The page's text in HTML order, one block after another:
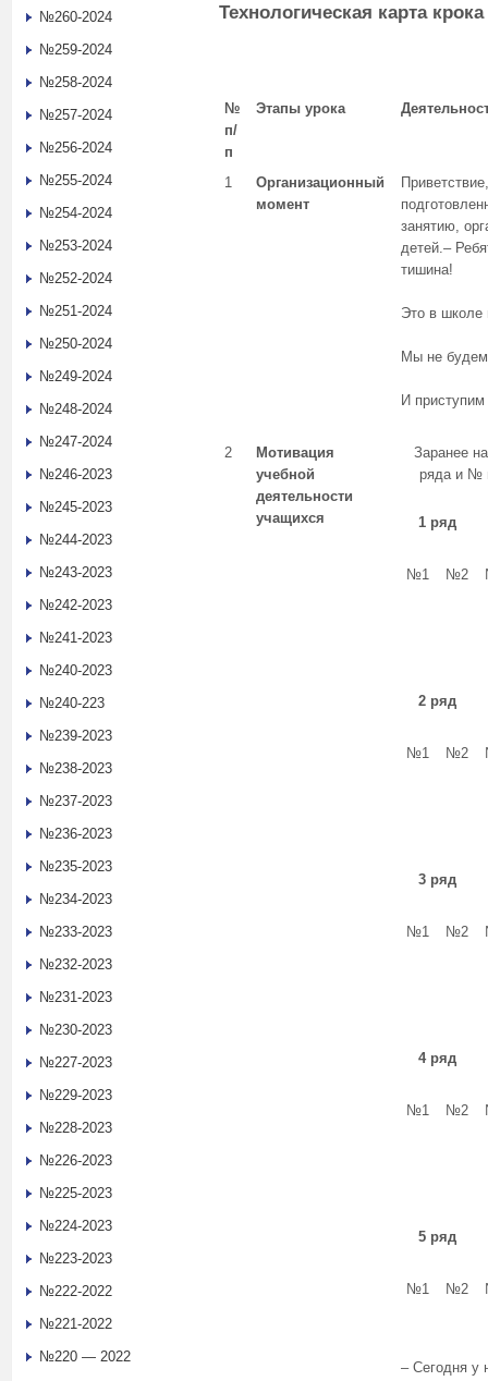
Технологическая карта крока
№
п/
п
Этапы урока
1
Организационный
момент
занятию,
детей.–
тишина!
Это в школе
Мы не будем
И
2
Мотивация
учебной
деятельности
учащихся
Заранее
ряда и №
1 ряд
№1 №2
2 ряд
№1 №2
3 ряд
№1 №2
4 ряд
№1 №2
5 ряд
№1 №2
– Сегодня у
№260-2024
№259-2024
№258-2024
№257-2024
№256-2024
№255-2024
№254-2024
№253-2024
№252-2024
№251-2024
№250-2024
№249-2024
№248-2024
№247-2024
№246-2023
№245-2023
№244-2023
№243-2023
№242-2023
№241-2023
№240-2023
№240-223
№239-2023
№238-2023
№237-2023
№236-2023
№235-2023
№234-2023
№233-2023
№232-2023
№231-2023
№230-2023
№227-2023
№229-2023
№228-2023
№226-2023
№225-2023
№224-2023
№223-2023
№222-2022
№221-2022
№220 — 2022